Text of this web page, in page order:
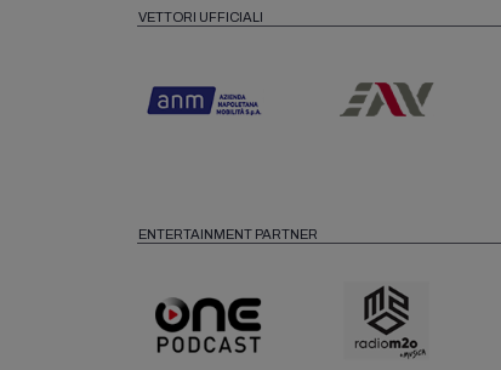
VETTORI UFFICIALI
ENTERTAINMENT PARTNER